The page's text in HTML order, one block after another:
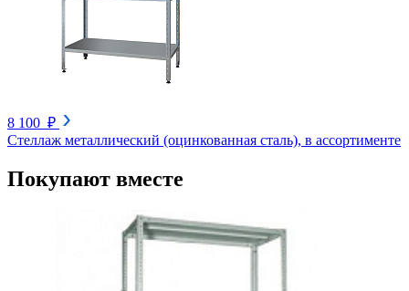
8 100 ₽
Стеллаж металлический (оцинкованная сталь), в ассортименте
Покупают вместе